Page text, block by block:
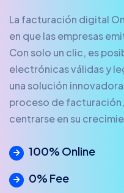
La facturación digital
en que las empresas
Con solo un clic, es
electrónicas válidas y
una solución
proceso de
centrarse en su
100% Online
0% Fee